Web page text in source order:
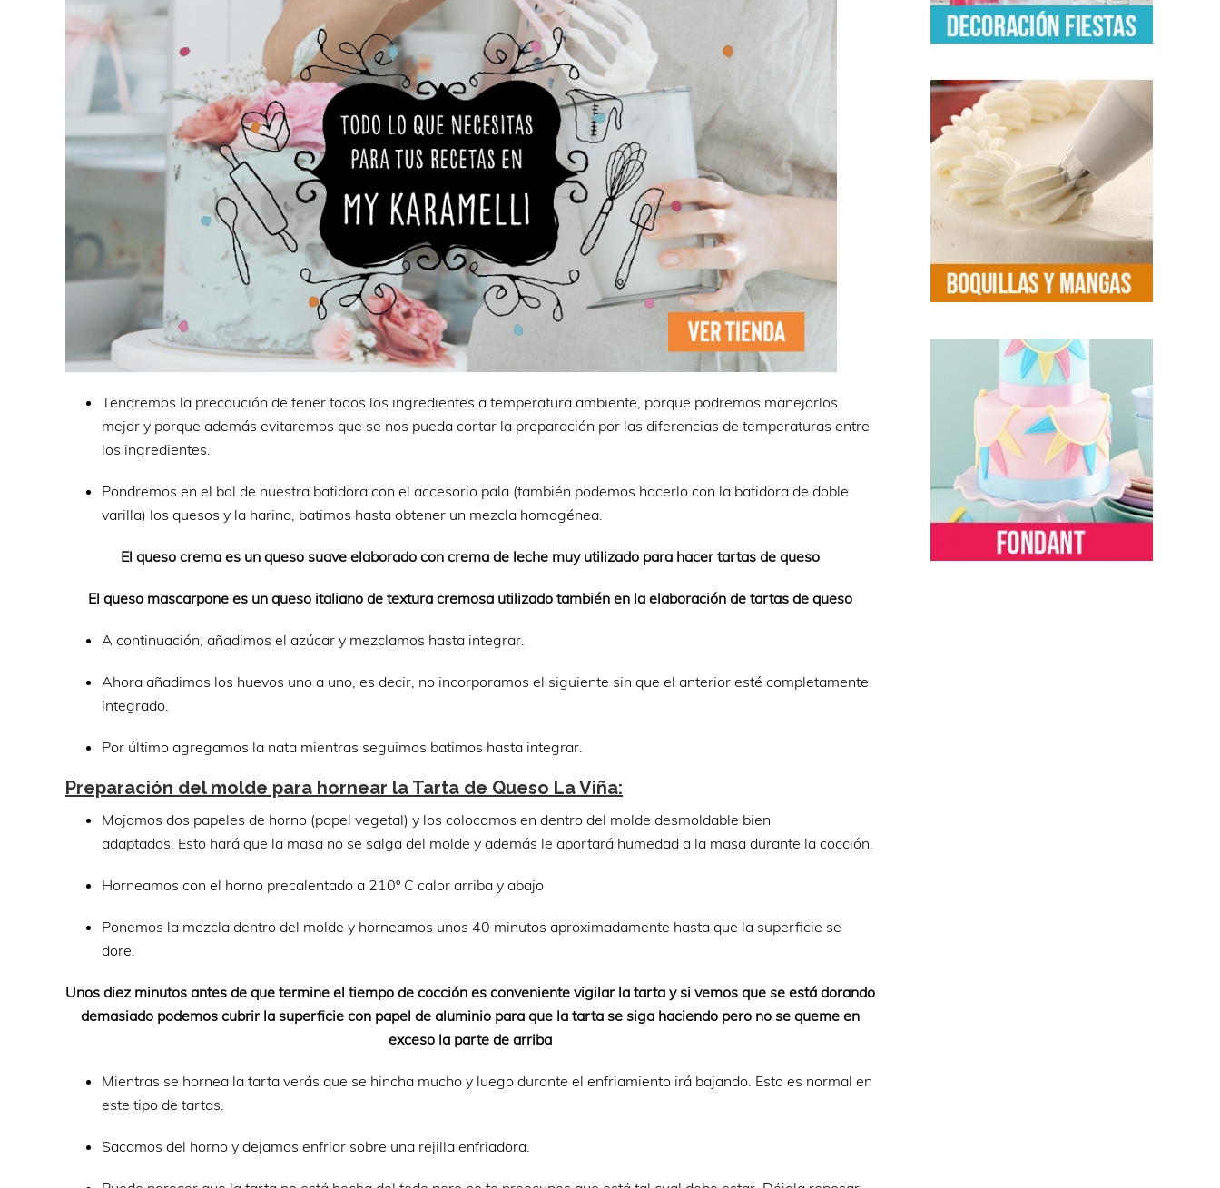
Tendremos la precaución de tener todos los ingredientes a temperatura ambiente, porque podremos manejarlos
mejor y porque además evitaremos que se nos pueda cortar la preparación por las diferencias de temperaturas entre
los ingredientes.
Pondremos en el bol de nuestra batidora con el accesorio pala (también podemos hacerlo con la batidora de doble
varilla) los quesos y la harina, batimos hasta obtener un mezcla homogénea.
El queso crema es un queso suave elaborado con crema de leche muy utilizado para hacer tartas de queso
El queso mascarpone es un queso italiano de textura cremosa utilizado también en la elaboración de tartas de queso
A continuación, añadimos el azúcar y mezclamos hasta integrar.
Ahora añadimos los huevos uno a uno, es decir, no incorporamos el siguiente sin que el anterior esté completamente
integrado.
Por último agregamos la nata mientras seguimos batimos hasta integrar.
Preparación del molde para hornear la Tarta de Queso La Viña:
Mojamos dos papeles de horno (papel vegetal) y los colocamos en dentro del molde desmoldable bien
adaptados. Esto hará que la masa no se salga del molde y además le aportará humedad a la masa durante la cocción.
Horneamos con el horno precalentado a 210º C calor arriba y abajo
Ponemos la mezcla dentro del molde y horneamos unos 40 minutos aproximadamente hasta que la superficie se
dore.
Unos diez minutos antes de que termine el tiempo de cocción es conveniente vigilar la tarta y si vemos que se está dorando
demasiado podemos cubrir la superficie con papel de aluminio para que la tarta se siga haciendo pero no se queme en
exceso la parte de arriba
Mientras se hornea la tarta verás que se hincha mucho y luego durante el enfriamiento irá bajando. Esto es normal en
este tipo de tartas.
Sacamos del horno y dejamos enfriar sobre una rejilla enfriadora.